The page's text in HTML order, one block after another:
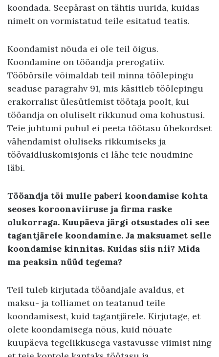
koondada. Seepärast on tähtis uurida, kuidas
nimelt on vormistatud teile esitatud teatis.
Koondamist nõuda ei ole teil õigus.
Koondamine on tööandja prerogatiiv.
Tööbörsile võimaldab teil minna töölepingu
seaduse paragrahv 91, mis käsitleb töölepingu
erakorralist ülesütlemist töötaja poolt, kui
tööandja on oluliselt rikkunud oma kohustusi.
Teie juhtumi puhul ei peeta töötasu ühekordset
vähendamist oluliseks rikkumiseks ja
töövaidluskomisjonis ei lähe teie nõudmine
läbi.
Tööandja tõi mulle paberi koondamise kohta
seoses koroonaviiruse ja firma raske
olukorraga. Kuupäeva järgi otsustades oli see
tagantjärele koondamine. Ja maksuamet selle
koondamise kinnitas. Kuidas siis nii? Mida
ma peaksin nüüd tegema?
Teil tuleb kirjutada tööandjale avaldus, et
maksu- ja tolliamet on teatanud teile
koondamisest, kuid tagantjärele. Kirjutage, et
olete koondamisega nõus, kuid nõuate
kuupäeva tegelikkusega vastavusse viimist ning